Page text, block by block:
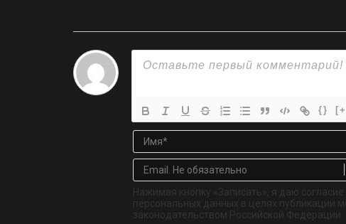
{}
Нажимая кнопку «Записать», я даю
персональных данных в целях публикации
законодательством Российской Федерации.